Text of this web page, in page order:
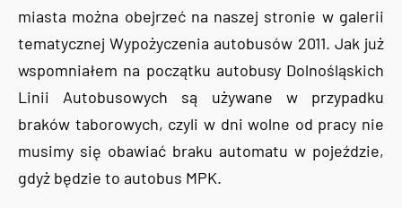
miasta można obejrzeć na naszej stronie w galerii
tematycznej Wypożyczenia autobusów 2011. Jak już
wspomniałem na początku autobusy Dolnośląskich
Linii Autobusowych są używane w przypadku
braków taborowych, czyli w dni wolne od pracy nie
musimy się obawiać braku automatu w pojeździe,
gdyż będzie to autobus MPK.